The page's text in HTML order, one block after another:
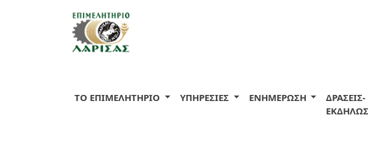
ΤΟ ΕΠΙΜΕΛΗΤΗΡΙΟ ΥΠΗΡΕΣΙΕΣ ΕΝΗΜΕΡΩΣΗ
ΔΡΑΣΕΙΣ-